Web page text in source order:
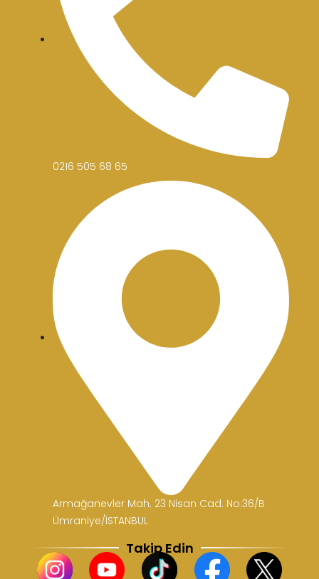
0216 505 68 65
Armağanevler Mah. 23 Nisan Cad. No:36/B
Ümraniye/İSTANBUL
Takip Edin